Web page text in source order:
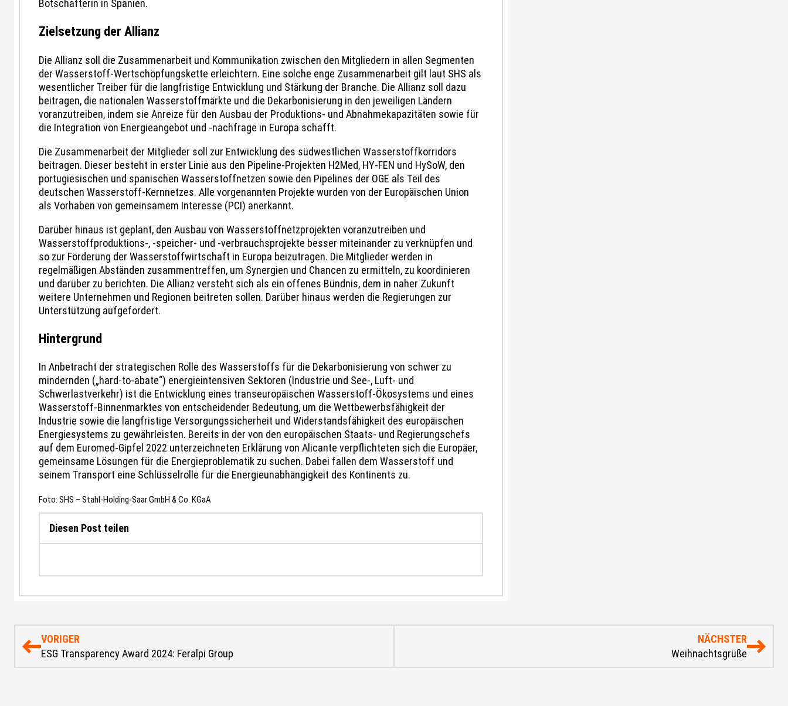
Botschafterin in Spanien.
Zielsetzung der Allianz
Die Allianz soll die Zusammenarbeit und Kommunikation zwischen den Mitgliedern in allen Segmenten
der Wasserstoff-Wertschöpfungskette erleichtern. Eine solche enge Zusammenarbeit gilt laut SHS als
wesentlicher Treiber für die langfristige Entwicklung und Stärkung der Branche. Die Allianz soll dazu
beitragen, die nationalen Wasserstoffmärkte und die Dekarbonisierung in den jeweiligen Ländern
voranzutreiben, indem sie Anreize für den Ausbau der Produktions- und Abnahmekapazitäten sowie für
die Integration von Energieangebot und -nachfrage in Europa schafft.
Die Zusammenarbeit der Mitglieder soll zur Entwicklung des südwestlichen Wasserstoffkorridors
beitragen. Dieser besteht in erster Linie aus den Pipeline-Projekten H2Med, HY-FEN und HySoW, den
portugiesischen und spanischen Wasserstoffnetzen sowie den Pipelines der OGE als Teil des
deutschen Wasserstoff-Kernnetzes. Alle vorgenannten Projekte wurden von der Europäischen Union
als Vorhaben von gemeinsamem Interesse (PCI) anerkannt.
Darüber hinaus ist geplant, den Ausbau von Wasserstoffnetzprojekten voranzutreiben und
Wasserstoffproduktions-, -speicher- und -verbrauchsprojekte besser miteinander zu verknüpfen und
so zur Förderung der Wasserstoffwirtschaft in Europa beizutragen. Die Mitglieder werden in
regelmäßigen Abständen zusammentreffen, um Synergien und Chancen zu ermitteln, zu koordinieren
und darüber zu berichten. Die Allianz versteht sich als ein offenes Bündnis, dem in naher Zukunft
weitere Unternehmen und Regionen beitreten sollen. Darüber hinaus werden die Regierungen zur
Unterstützung aufgefordert.
Hintergrund
In Anbetracht der strategischen Rolle des Wasserstoffs für die Dekarbonisierung von schwer zu
mindernden („hard-to-abate“) energieintensiven Sektoren (Industrie und See-, Luft- und
Schwerlastverkehr) ist die Entwicklung eines transeuropäischen Wasserstoff-Ökosystems und eines
Wasserstoff-Binnenmarktes von entscheidender Bedeutung, um die Wettbewerbsfähigkeit der
Industrie sowie die langfristige Versorgungssicherheit und Widerstandsfähigkeit des europäischen
Energiesystems zu gewährleisten. Bereits in der von den europäischen Staats- und Regierungschefs
auf dem Euromed-Gipfel 2022 unterzeichneten Erklärung von Alicante verpflichteten sich die Europäer,
gemeinsame Lösungen für die Energieproblematik zu suchen. Dabei fallen dem Wasserstoff und
seinem Transport eine Schlüsselrolle für die Energieunabhängigkeit des Kontinents zu.
Foto: SHS – Stahl-Holding-Saar GmbH & Co. KGaA
Diesen Post teilen
VORIGER
ESG Transparency Award 2024: Feralpi Group
NÄCHSTER
Weihnachtsgrüße